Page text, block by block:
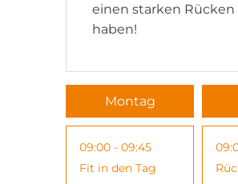
einen starken
haben!
Montag
09:00 - 09:45
Fit in den Tag